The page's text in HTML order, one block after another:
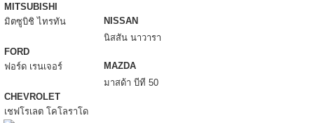
MITSUBISHI
มิตซูบิชิ ไทรทัน
NISSAN
นิสสัน นาวารา
FORD
ฟอร์ด เรนเจอร์
MAZDA
มาสด้า บีที 50
CHEVROLET
เชฟโรเลต โคโลราโด